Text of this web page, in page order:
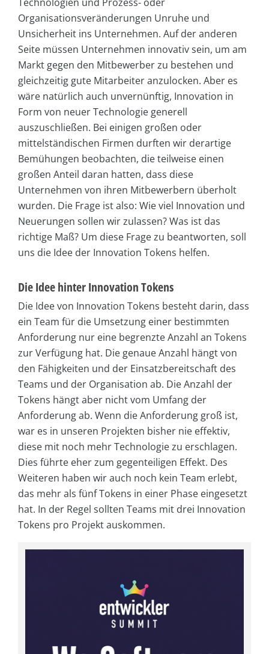
Organisationsveränderungen Unruhe und
Unsicherheit ins Unternehmen. Auf der anderen
Seite müssen Unternehmen innovativ sein, um am
Markt gegen den Mitbewerber zu bestehen und
gleichzeitig gute Mitarbeiter anzulocken. Aber es
wäre natürlich auch unvernünftig, Innovation in
Form von neuer Technologie generell
auszuschließen. Bei einigen großen oder
mittelständischen Firmen durften wir derartige
Bemühungen beobachten, die teilweise einen
großen Anteil daran hatten, dass diese
Unternehmen von ihren Mitbewerbern überholt
wurden. Die Frage ist also: Wie viel Innovation und
Neuerungen sollen wir zulassen? Was ist das
richtige Maß? Um diese Frage zu beantworten, soll
uns die Idee der Innovation Tokens helfen.
Die Idee hinter Innovation Tokens
Die Idee von Innovation Tokens besteht darin, dass
ein Team für die Umsetzung einer bestimmten
Anforderung nur eine begrenzte Anzahl an Tokens
zur Verfügung hat. Die genaue Anzahl hängt von
den Fähigkeiten und der Einsatzbereitschaft des
Teams und der Organisation ab. Die Anzahl der
Tokens hängt aber nicht vom Umfang der
Anforderung ab. Wenn die Anforderung groß ist,
war es in unseren Projekten bisher nie effektiv,
diese mit noch mehr Technologie zu erschlagen.
Dies führte eher zum gegenteiligen Effekt. Des
Weiteren haben wir auch noch kein Team erlebt,
das mehr als fünf Tokens in einer Phase eingesetzt
hat. In der Regel sollten Teams mit drei Innovation
Tokens pro Projekt auskommen.